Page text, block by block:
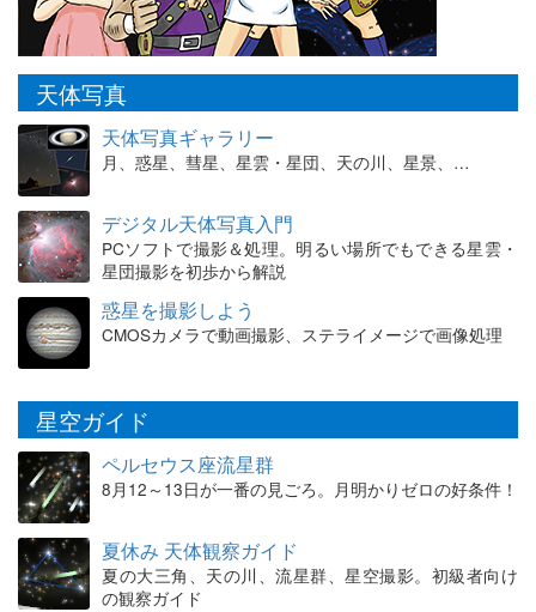
天体写真
天体写真ギャラリー
月、惑星、彗星、星雲・星団、天の川、星景、…
デジタル天体写真入門
PCソフトで撮影＆処理。明るい場所でもできる星雲・
星団撮影を初歩から解説
惑星を撮影しよう
CMOSカメラで動画撮影、ステライメージで画像処理
星空ガイド
ペルセウス座流星群
8月12～13日が一番の見ごろ。月明かりゼロの好条件！
夏休み 天体観察ガイド
夏の大三角、天の川、流星群、星空撮影。初級者向け
の観察ガイド